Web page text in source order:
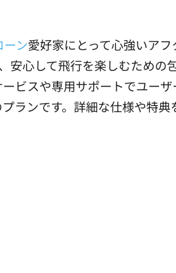
ーン愛好家にとって心強いアフ
安心して飛行を楽しむための
ビスや専用サポートでユー
ランです。詳細な仕様や特典